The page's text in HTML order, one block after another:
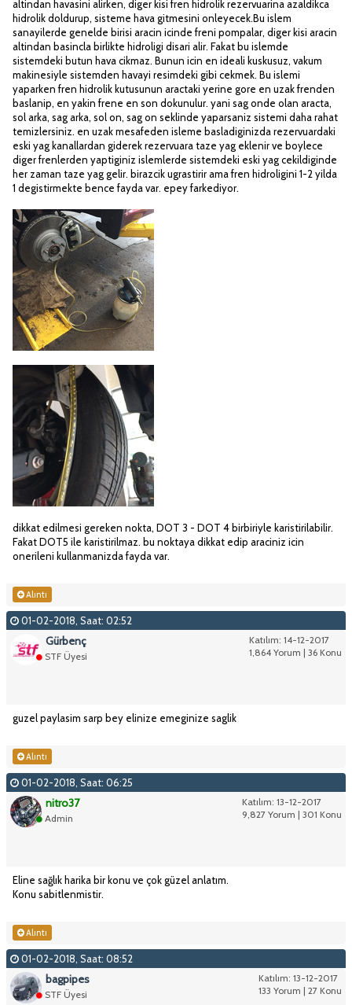
altindan havasini alirken, diger kisi fren hidrolik rezervuarina azaldikca
hidrolik doldurup, sisteme hava gitmesini onleyecek.Bu islem
sanayilerde genelde birisi aracin icinde freni pompalar, diger kisi aracin
altindan basincla birlikte hidroligi disari alir. Fakat bu islemde
sistemdeki butun hava cikmaz. Bunun icin en ideali kuskusuz, vakum
makinesiyle sistemden havayi resimdeki gibi cekmek. Bu islemi
yaparken fren hidrolik kutusunun aractaki yerine gore en uzak frenden
baslanip, en yakin frene en son dokunulur. yani sag onde olan aracta,
sol arka, sag arka, sol on, sag on seklinde yaparsaniz sistemi daha rahat
temizlersiniz. en uzak mesafeden isleme basladiginizda rezervuardaki
eski yag kanallardan giderek rezervuara taze yag eklenir ve boylece
diger frenlerden yaptiginiz islemlerde sistemdeki eski yag cekildiginde
her zaman taze yag gelir. birazcik ugrastirir ama fren hidroligini 1-2 yilda
1 degistirmekte bence fayda var. epey farkediyor.
dikkat edilmesi gereken nokta, DOT 3 - DOT 4 birbiriyle karistirilabilir.
Fakat DOT5 ile karistirilmaz. bu noktaya dikkat edip araciniz icin
onerileni kullanmanizda fayda var.
Alıntı
01-02-2018, Saat: 02:52
Katılım: 14-12-2017
1,864 Yorum | 36 Konu
Gürbenç
STF Üyesi
guzel paylasim sarp bey elinize emeginize saglik
Alıntı
01-02-2018, Saat: 06:25
Katılım: 13-12-2017
9,827 Yorum | 301 Konu
nitro37
Admin
Eline sağlık harika bir konu ve çok güzel anlatım.
Konu sabitlenmistir.
Alıntı
01-02-2018, Saat: 08:52
Katılım: 13-12-2017
133 Yorum | 27 Konu
bagpipes
STF Üyesi